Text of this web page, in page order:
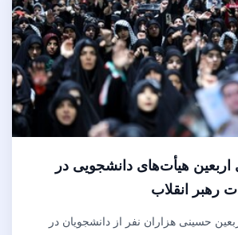
هیأت‌های دانشجویی در
رهبر انقلاب
حسینی هزاران نفر از دانشجویان در